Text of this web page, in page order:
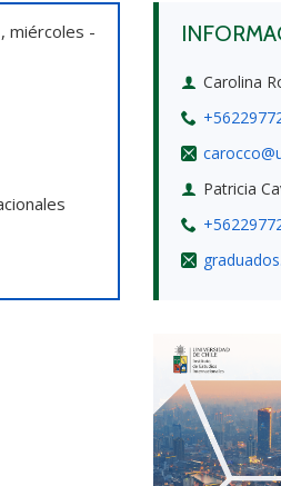
Carolina
Patricia
miércoles -